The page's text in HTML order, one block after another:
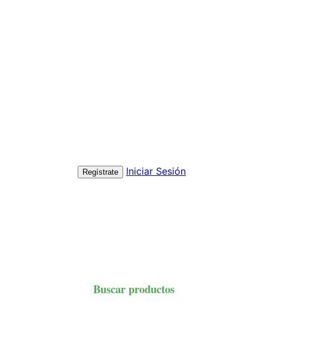
Regístrate Iniciar Sesión
Buscar productos